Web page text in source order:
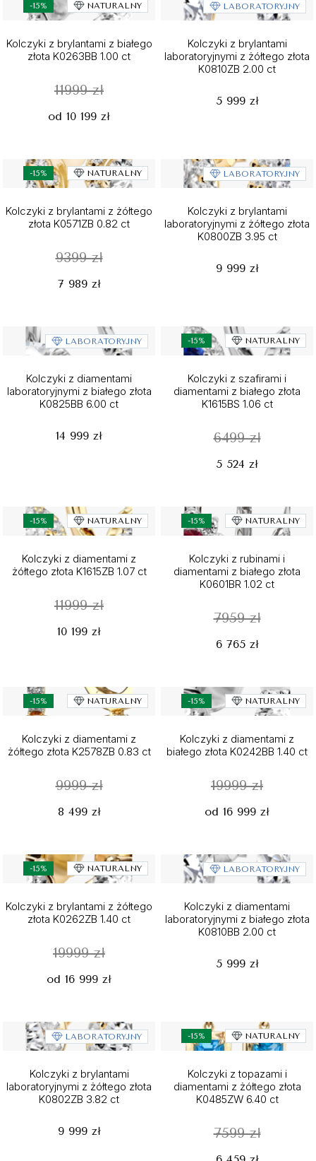
-15% NATURALNY
Kolczyki z brylantami z białego
złota K0263BB 1.00 ct
11999 zł
od 10 199 zł
LABORATORYJNY
Kolczyki z brylantami
laboratoryjnymi z żółtego złota
K0810ZB 2.00 ct
5 999 zł
-15% NATURALNY
Kolczyki z brylantami z żółtego
złota K0571ZB 0.82 ct
9399 zł
7 989 zł
LABORATORYJNY
Kolczyki z brylantami
laboratoryjnymi z żółtego złota
K0800ZB 3.95 ct
9 999 zł
LABORATORYJNY
Kolczyki z diamentami
laboratoryjnymi z białego złota
K0825BB 6.00 ct
14 999 zł
-15% NATURALNY
Kolczyki z szafirami i
diamentami z białego złota
K1615BS 1.06 ct
6499 zł
5 524 zł
-15% NATURALNY
Kolczyki z diamentami z
żółtego złota K1615ZB 1.07 ct
11999 zł
10 199 zł
-15% NATURALNY
Kolczyki z rubinami i
diamentami z białego złota
K0601BR 1.02 ct
7959 zł
6 765 zł
-15% NATURALNY
Kolczyki z diamentami z
żółtego złota K2578ZB 0.83 ct
9999 zł
8 499 zł
-15% NATURALNY
Kolczyki z diamentami z
białego złota K0242BB 1.40 ct
19999 zł
od 16 999 zł
-15% NATURALNY
Kolczyki z brylantami z żółtego
złota K0262ZB 1.40 ct
19999 zł
od 16 999 zł
LABORATORYJNY
Kolczyki z diamentami
laboratoryjnymi z białego złota
K0810BB 2.00 ct
5 999 zł
LABORATORYJNY
Kolczyki z brylantami
laboratoryjnymi z żółtego złota
K0802ZB 3.82 ct
9 999 zł
-15% NATURALNY
Kolczyki z topazami i
diamentami z żółtego złota
K0485ZW 6.40 ct
7599 zł